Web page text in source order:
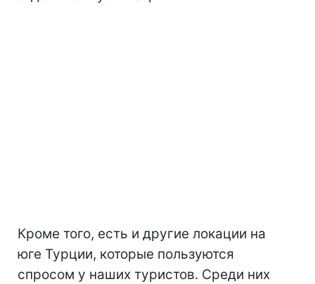
Кроме того, есть и другие локации на
юге Турции, которые пользуются
спросом у наших туристов. Среди них